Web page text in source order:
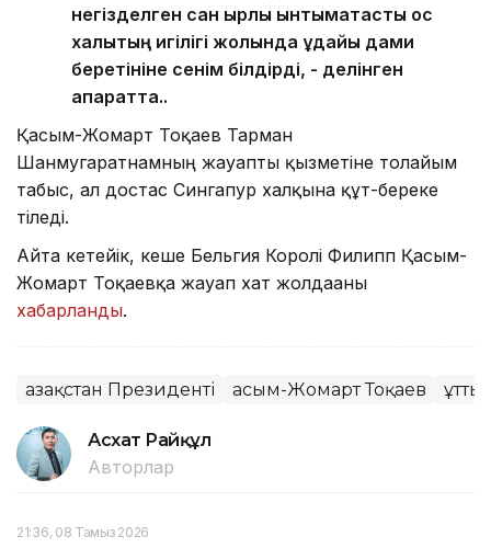
негізделген сан қырлы ынтымақтастық қос
халықтың игілігі жолында ұдайы дами
беретініне сенім білдірді, - делінген
ақпаратта..
Қасым-Жомарт Тоқаев Тарман
Шанмугаратнамның жауапты қызметіне толайым
табыс, ал достас Сингапур халқына құт-береке
тіледі.
Айта кетейік, кеше Бельгия Королі Филипп Қасым-
Жомарт Тоқаевқа жауап хат жолдағаны
хабарланды.
Қазақстан Президенті Қасым-Жомарт Тоқаев
Асхат Райқұл
Авторлар
21:36, 08 Тамыз 2026